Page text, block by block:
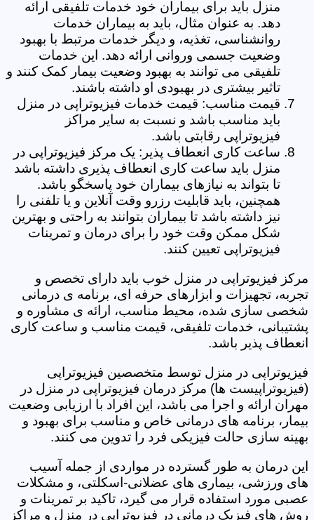
منزل باید برای بیماران خود خدمات تلفیقی ارائه
دهد. به عنوان مثال، باید به بیماران خدمات
روانشناسی، تغذیه، و دیگر خدمات مرتبط با بهبود
وضعیت جسمی وروانی ارائه دهد. این خدمات
تلفیقی می توانند به بهبود وضعیت بیمار کمک کنند و
تاثیر بیشتری در بهبودی او داشته باشند.
قیمت مناسب: قیمت خدمات فیزیوتراپی در منزل
باید مناسب باشد و نسبت به سایر مراکز
فیزیوتراپی رقابتی باشد.
ساعت کاری انعطاف پذیر: یک مرکز فیزیوتراپی در
منزل باید ساعت کاری انعطاف پذیری داشته باشد
تا بتواند به نیازهای بیماران خود پاسخگو باشد.
همچنین، باید قابلیت رزرو وقت آنلاین و یا تلفنی را
نیز داشته باشد تا بیماران بتوانند به راحتی و بهترین
شکل ممکن وقت خود را برای درمان و تمرینات
فیزیوتراپی تعیین کنند.
مرکز فیزیوتراپی در منزل خوب باید دارای تخصص و
تجربه، تجهیزات و ابزارهای حرفه ای، برنامه ی درمانی
شخصی سازی شده، محیط مناسب، ارائه ی مشاوره و
پشتیبانی، خدمات تلفیقی، قیمت مناسب و ساعت کاری
انعطاف پذیر باشد.
فیزیوتراپی در منزل توسط متخصصین فیزیوتراپی
(فیزیوتراپیست ها) مرکز درمان فیزیوتراپی در منزل در
مهران ارائه و اجرا می باشد، این افراد با ارزیابی وضعیت
بیمار، برنامه های درمانی خاص و مناسب برای بهبود و
بهینه سازی حالت فیزیکی فرد را تدوین می کنند.
این درمان به طور گسترده در مواردی از جمله آسیب
های ورزشی، بیماری های عضلانی-اسکلتی، و مشکلات
عصبی مورد استفاده قرار می گیرد، تاکید بر تمرینات و
روش های فیزیک درمانی در فیزیوتراپی در منزل و مراکز